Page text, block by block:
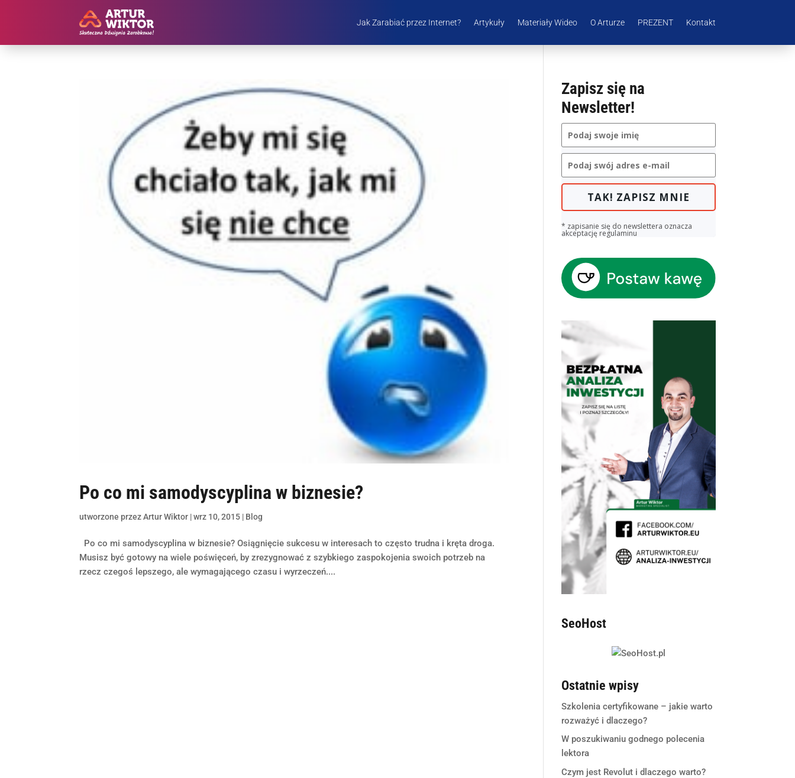
Jak Zarabiać przez Internet? Artykuły Materiały Wideo O Arturze PREZENT Kontakt
Po co mi samodyscyplina w biznesie?
utworzone przezArtur Wiktor |wrz 10, 2015 | Blog
Po co mi samodyscyplina w biznesie? Osiągnięcie sukcesu w interesach to często trudna i kręta droga.
Musisz być gotowy na wiele poświęceń, by zrezygnować z szybkiego zaspokojenia swoich potrzeb na
rzecz czegoś lepszego, ale wymagającego czasu i wyrzeczeń....
Zapisz się na
Newsletter!
TAK! ZAPISZ MNIE
* zapisanie się do newslettera oznacza
akceptację regulaminu
SeoHost
Ostatnie wpisy
Szkolenia certyfikowane – jakie warto
rozważyć i dlaczego?
W poszukiwaniu godnego polecenia
lektora
Czym jest Revolut i dlaczego warto?